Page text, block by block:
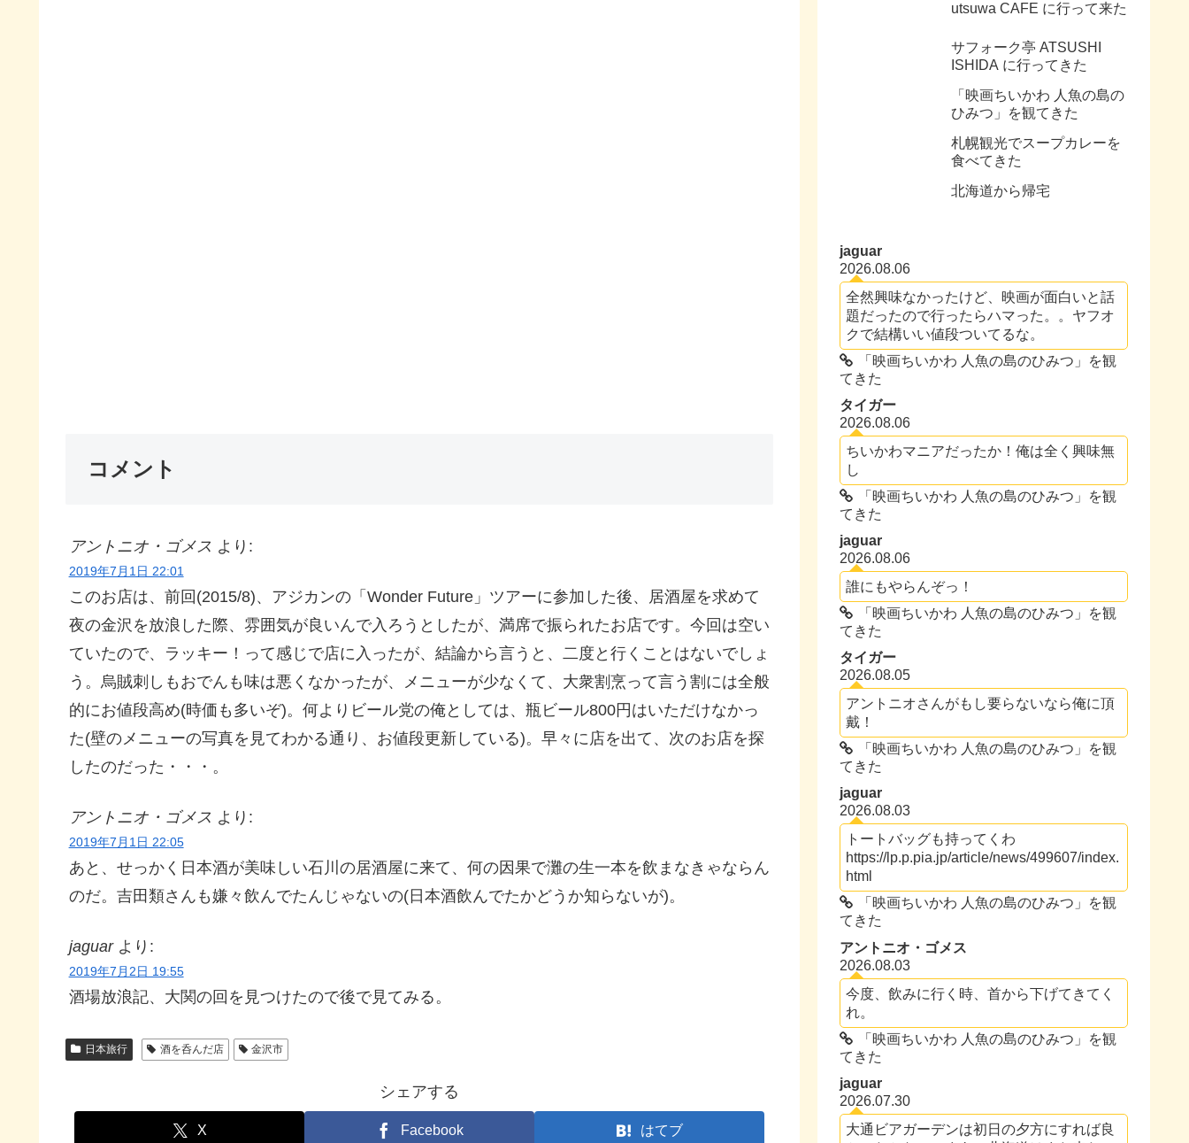
コメント
アントニオ・ゴメス より:
2019年7月1日 22:01
このお店は、前回(2015/8)、アジカンの「Wonder Future」ツアーに参加した後、居酒屋を求めて
夜の金沢を放浪した際、雰囲気が良いんで入ろうとしたが、満席で振られたお店です。今回は空い
ていたので、ラッキー！って感じで店に入ったが、結論から言うと、二度と行くことはないでしょ
う。烏賊刺しもおでんも味は悪くなかったが、メニューが少なくて、大衆割烹って言う割には全般
的にお値段高め(時価も多いぞ)。何よりビール党の俺としては、瓶ビール800円はいただけなかっ
た(壁のメニューの写真を見てわかる通り、お値段更新している)。早々に店を出て、次のお店を探
したのだった・・・。
アントニオ・ゴメス より:
2019年7月1日 22:05
あと、せっかく日本酒が美味しい石川の居酒屋に来て、何の因果で灘の生一本を飲まなきゃならん
のだ。吉田類さんも嫌々飲んでたんじゃないの(日本酒飲んでたかどうか知らないが)。
jaguar より:
2019年7月2日 19:55
酒場放浪記、大関の回を見つけたので後で見てみる。
日本旅行 酒を呑んだ店 金沢市
シェアする
X Facebook はてブ
utsuwa CAFE に行って来た
サフォーク亭 ATSUSHI
ISHIDA に行ってきた
「映画ちいかわ 人魚の島の
ひみつ」を観てきた
札幌観光でスープカレーを
食べてきた
北海道から帰宅
jaguar
2026.08.06
全然興味なかったけど、映画が面白いと話
題だったので行ったらハマった。。ヤフオ
クで結構いい値段ついてるな。
「映画ちいかわ 人魚の島のひみつ」を観
てきた
タイガー
2026.08.06
ちいかわマニアだったか！俺は全く興味無
し
「映画ちいかわ 人魚の島のひみつ」を観
てきた
jaguar
2026.08.06
誰にもやらんぞっ！
「映画ちいかわ 人魚の島のひみつ」を観
てきた
タイガー
2026.08.05
アントニオさんがもし要らないなら俺に頂
戴！
「映画ちいかわ 人魚の島のひみつ」を観
てきた
jaguar
2026.08.03
トートバッグも持ってくわ
https://lp.p.pia.jp/article/news/499607/index.
html
「映画ちいかわ 人魚の島のひみつ」を観
てきた
アントニオ・ゴメス
2026.08.03
今度、飲みに行く時、首から下げてきてく
れ。
「映画ちいかわ 人魚の島のひみつ」を観
てきた
jaguar
2026.07.30
大通ビアガーデンは初日の夕方にすれば良